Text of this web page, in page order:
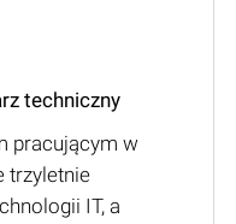
techniczny
pracującym w
trzyletnie
IT, a